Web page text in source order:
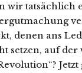
wir tatsächlich
denen ans
setzen, auf